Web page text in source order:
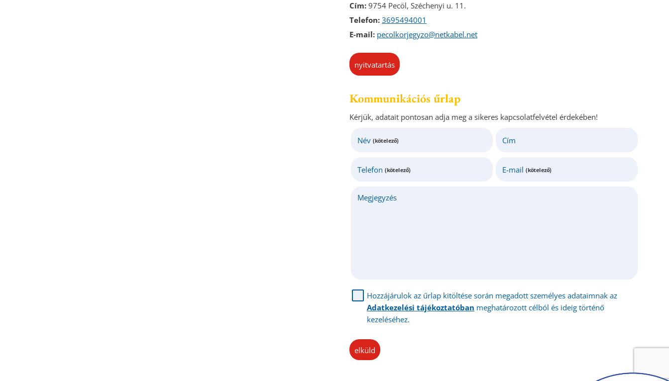
Cím: 9754 Pecöl, Széchenyi u. 11.
Telefon: 3695494001
E-mail: pecolkorjegyzo@netkabel.net
nyitvatartás
Kommunikációs űrlap
Kérjük, adatait pontosan adja meg a sikeres kapcsolatfelvétel érdekében!
Név (kötelező) Cím
Telefon (kötelező) E-mail (kötelező)
Megjegyzés
Hozzájárulok az űrlap kitöltése során megadott személyes adataimnak az
Adatkezelési tájékoztatóban meghatározott célból és ideig történő
kezeléséhez.
elküld